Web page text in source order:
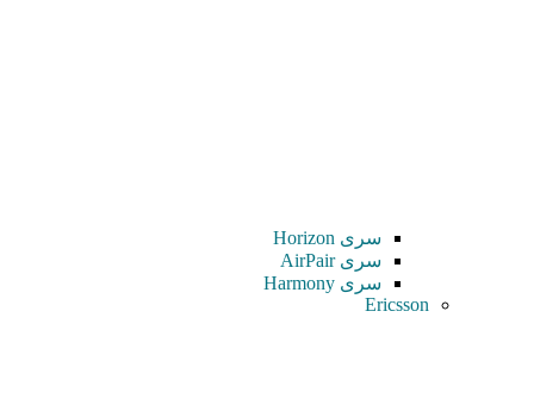
سری Horizon
سری AirPair
سری Harmony
Ericsson